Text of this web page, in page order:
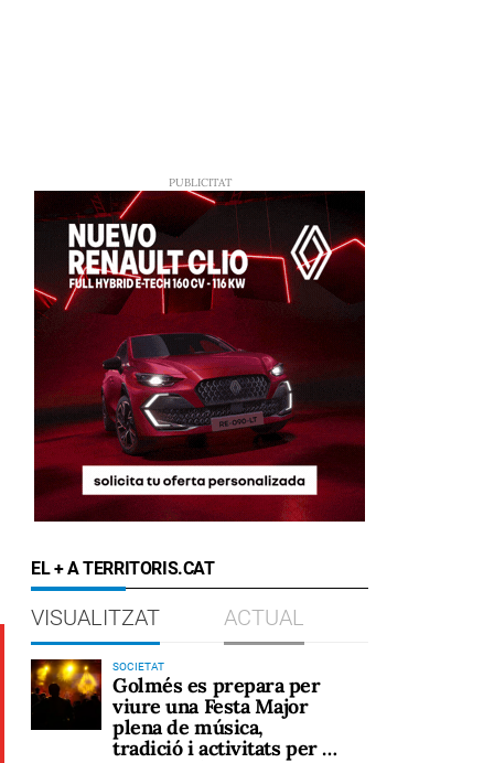
EL + A TERRITORIS.CAT
VISUALITZAT ACTUAL
SOCIETAT
Golmés es prepara per
viure una Festa Major
plena de música,
tradició i activitats per a